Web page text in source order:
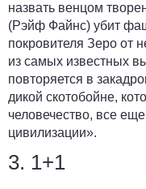
назвать венцом
(Рэйф Файнс) убит
покровителя Зеро от
из самых известных
повторяется в
дикой скотобойне,
человечество, все
цивилизации».
3. 1+1